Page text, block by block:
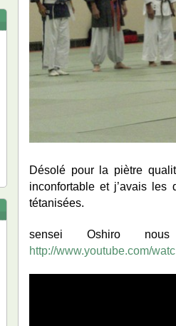
Désolé pour la piètre
inconfortable et j’avais les
tétanisées.
sensei Oshiro
http://www.youtube.com/